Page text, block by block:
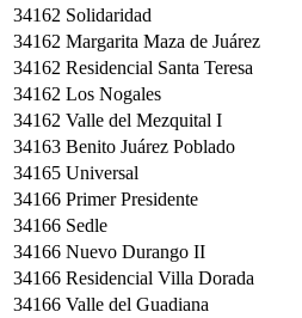
34162 Solidaridad
34162 Margarita Maza de Juárez
34162 Residencial Santa Teresa
34162 Los Nogales
34162 Valle del Mezquital I
34163 Benito Juárez Poblado
34165 Universal
34166 Primer Presidente
34166 Sedle
34166 Nuevo Durango II
34166 Residencial Villa Dorada
34166 Valle del Guadiana